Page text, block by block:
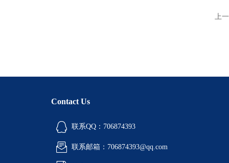
上
Contact Us
联系QQ：706874393
联系邮箱：706874393@qq.com